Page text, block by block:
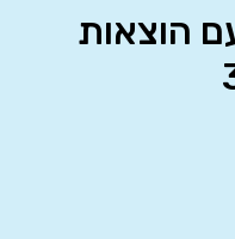
הוצאות